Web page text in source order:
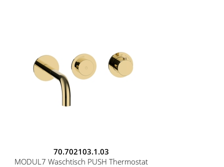
70.702103.1.03
MODUL7 Waschtisch PUSH Thermostat